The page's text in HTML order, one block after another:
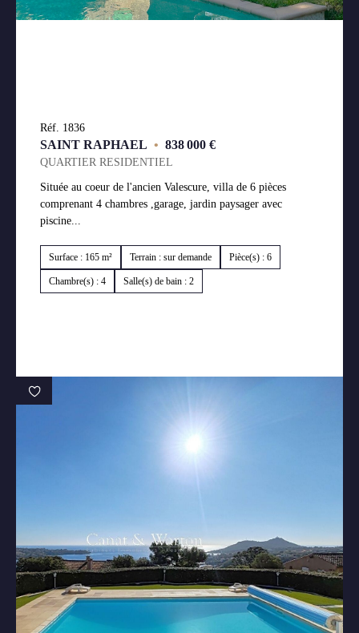
Réf. 1836
SAINT RAPHAEL • 838 000 €
QUARTIER RESIDENTIEL
Située au coeur de l'ancien Valescure, villa de 6 pièces
comprenant 4 chambres ,garage, jardin paysager avec
piscine...
Surface : 165 m² Terrain : sur demande Pièce(s) : 6
Chambre(s) : 4 Salle(s) de bain : 2